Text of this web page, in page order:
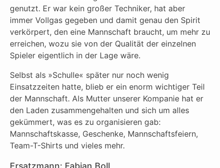
genutzt. Er war kein großer Techniker, hat aber
immer Vollgas gegeben und damit genau den Spirit
verkörpert, den eine Mannschaft braucht, um mehr zu
erreichen, wozu sie von der Qualität der einzelnen
Spieler eigentlich in der Lage wäre.
Selbst als »Schulle« später nur noch wenig
Einsatzzeiten hatte, blieb er ein enorm wichtiger Teil
der Mannschaft. Als Mutter unserer Kompanie hat er
den Laden zusammengehalten und sich um alles
gekümmert, was es zu organisieren gab:
Mannschaftskasse, Geschenke, Mannschaftsfeiern,
Team-T-Shirts und vieles mehr.
Ersatzmann: Fabian Boll